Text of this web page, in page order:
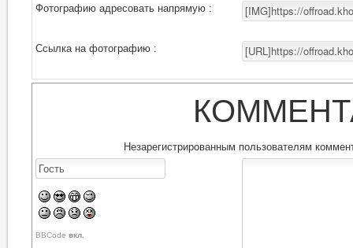
Фотографию адресовать напрямую :
Ссылка на фотографию :
Незарегистрированным пользователям
BBCode вкл.